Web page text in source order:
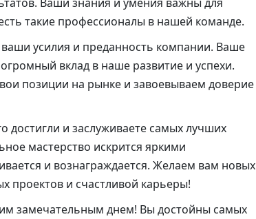
такие профессионалы в нашей команде.
усилия и преданность компании. Ваше
вклад в наше развитие и успехи.
позиции на рынке и завоевываем доверие
достигли и заслуживаете самых лучших
мастерство искрится яркими
и вознаграждается. Желаем вам новых
проектов и счастливой карьеры!
замечательным днем! Вы достойны самых